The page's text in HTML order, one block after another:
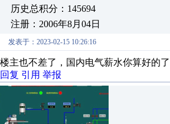
历史总积分：145694
注册：2006年8月04日
发表于：2023-02-15 10:26:16
楼主也不差了，国内电气薪水你算好的了
回复 引用 举报